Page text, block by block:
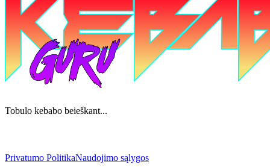
Tobulo kebabo beieškant...
Privatumo PolitikaNaudojimo sąlygos